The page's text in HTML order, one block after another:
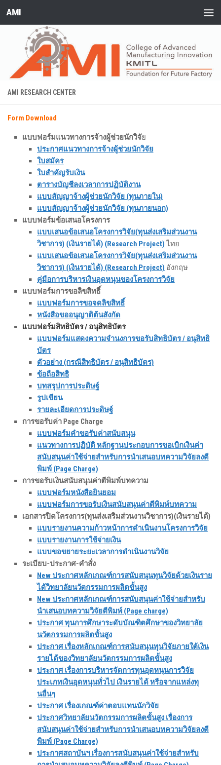
Skip to content
AMI
AMI RESEARCH CENTER
Form Download
แบบฟอร์มแนวทางการจ้างผู้ช่วยนักวิจัย
ประกาศแนวทางการจ้างผู้ช่วยนักวิจัย
ใบสมัคร
ใบสำคัญรับเงิน
ตารางบัญชีลงเวลาการปฏิบัติงาน
แบบสัญญาจ้างผู้ช่วยนักวิจัย (ทุนภายใน)
แบบสัญญาจ้างผู้ช่วยนักวิจัย (ทุนภายนอก)
แบบฟอร์มข้อเสนอโครงการ
แบบเสนอข้อเสนอโครงการวิจัย(ทุนส่งเสริมส่วนงาน
วิชาการ) (เงินรายได้) (Research Project)ไทย
แบบเสนอข้อเสนอโครงการวิจัย(ทุนส่งเสริมส่วนงาน
วิชาการ) (เงินรายได้) (Research Project) อังกฤษ
คู่มือการบริหารเงินอุดหนุนของโครงการวิจัย
แบบฟอร์มการขอลิขสิทธิ์
แบบฟอร์มการขอจดลิขสิทธิ์
หนังสือขออนุญาติต้นสังกัด
แบบฟอร์มสิทธิบัตร / อนุสิทธิบัตร
แบบฟอร์มแสดงความจำนงการขอรับสิทธิบัตร / อนุสิทธิ
บัตร
ตัวอย่าง (กรณีสิทธิบัตร / อนุสิทธิบัตร)
ข้อถือสิทธิ
บทสรุปการประดิษฐ์
รูปเขียน
รายละเอียดการประดิษฐ์
การขอรับค่า Page Charge
แบบฟอร์มคำขอรับค่าสนับสนุน
แนวทางการปฏิบัติ หลักฐานประกอบการขอเบิกเงินค่า
สนับสนุนค่าใช้จ่ายสำหรับการนำเสนอบทความวิจัยลงตี
พิมพ์ (Page Charge)
การขอรับเงินสนับสนุนค่าตีพิมพ์บทความ
แบบฟอร์มหนังสือยินยอม
แบบฟอร์มการขอรับเงินสนับสนุนค่าตีพิมพ์บทความ
เอกสารปิดโครงการ(ทุนส่งเสริมส่วนงานวิชาการ)(เงินรายได้)
แบบรายงานความก้าวหน้าการดำเนินงานโครงการวิจัย
แบบรายงานการใช้จ่ายเงิน
แบบขอขยายระยะเวลาการดำเนินงานวิจัย
ระเบียบ-ประกาศ-คำสั่ง
New ประกาศหลักเกณฑ์การสนับสนุนทุนวิจัยด้วยเงินราย
ได้วิทยาลัยนวัตกรรมการผลิตขั้นสูง
New ประกาศหลักเกณฑ์การสนับสนุนค่าใช้จ่ายสำหรับ
นำเสนอบทความวิจัยตีพิมพ์ (Page charge)
ประกาศ ทุนการศึกษาระดับบัณฑิตศึกษาของวิทยาลัย
นวัตกรรมการผลิตขั้นสูง
ประกาศ เรื่องหลักเกณฑ์การสนับสนุนทุนวิจัยภายใต้เงิน
รายได้ของวิทยาลัยนวัตกรรมการผลิตขั้นสูง
ประกาศ เรื่องการบริหารจัดการทุนอุดหนุนการวิจัย
ประเภทเงินอุดหนุนทั่วไป เงินรายได้ หรือจากแหล่งทุ
นอื่นๆ
ประกาศ เรื่องเกณฑ์ค่าตอบแทนนักวิจัย
ประกาศวิทยาลัยนวัตกรรมการผลิตขั้นสูง เรื่องการ
สนับสนุนค่าใช้จ่ายสำหรับการนำเสนอบทความวิจัยลงตี
พิมพ์ (Page Charge)
ประกาศสถาบันฯ เรื่องการสนับสนุนค่าใช้จ่ายสำหรับ